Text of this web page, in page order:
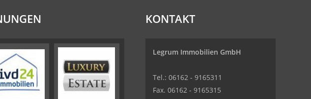
KONTAKT
Legrum Immobilien GmbH
Tel.: 06162 - 9165311
Fax. 06162 - 9165315